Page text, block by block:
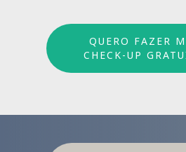
QUERO FAZER
CHECK-UP